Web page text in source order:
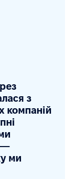
з
компаній
—
ми